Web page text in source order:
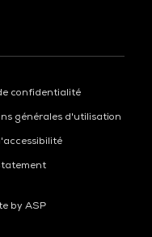
confidentialité
générales d'utilisation
by ASP